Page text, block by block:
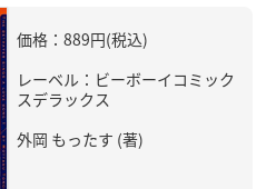
価格：889円(税込)
レーベル：ビーボーイコミック
スデラックス
外岡 もったす (著)